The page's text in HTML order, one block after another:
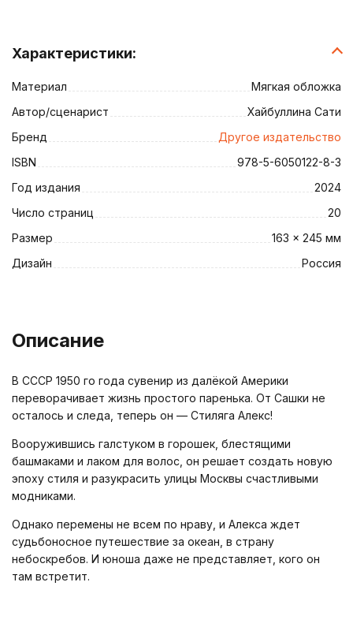
Характеристики:
Материал
Мягкая обложка
Автор/сценарист
Хайбуллина Сати
Бренд
Другое издательство
ISBN
978-5-6050122-8-3
Год издания
2024
Число страниц
20
Размер
163 × 245 мм
Дизайн
Россия
Описание
В СССР 1950 го года сувенир из далёкой Америки
переворачивает жизнь простого паренька. От Сашки не
осталось и следа, теперь он — Стиляга Алекс!
Вооружившись галстуком в горошек, блестящими
башмаками и лаком для волос, он решает создать новую
эпоху стиля и разукрасить улицы Москвы счастливыми
модниками.
Однако перемены не всем по нраву, и Алекса ждет
судьбоносное путешествие за океан, в страну
небоскребов. И юноша даже не представляет, кого он
там встретит.